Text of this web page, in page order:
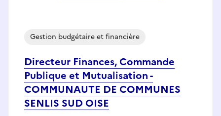
Directeur Finances, Commande
Publique et Mutualisation -
COMMUNAUTE DE COMMUNES
SENLIS SUD OISE
Gestion budgétaire et financière